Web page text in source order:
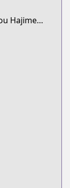
synonyms:Note of Hinako,Shujinkou Hajimemashita